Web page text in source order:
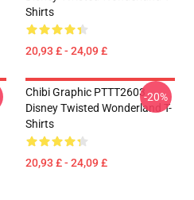
Shirts
20,93 £ - 24,09 £
Chibi Graphic PTTT2603
Disney Twisted Wonderland T-
Shirts
20,93 £ - 24,09 £
-20%